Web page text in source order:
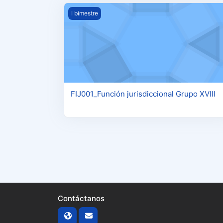
FIJ001_Función jurisdiccional Grupo XVIII
I bimestre
FIJ001_Función jurisdiccional Grupo XVIII
Contáctanos